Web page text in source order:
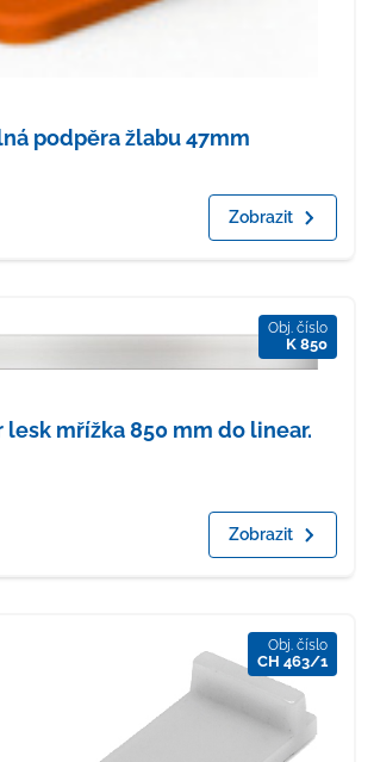
podpěra žlabu 47mm
Zobrazit
Obj. číslo
K 850
mřížka 850 mm do linear.
Zobrazit
Obj. číslo
CH 463/1